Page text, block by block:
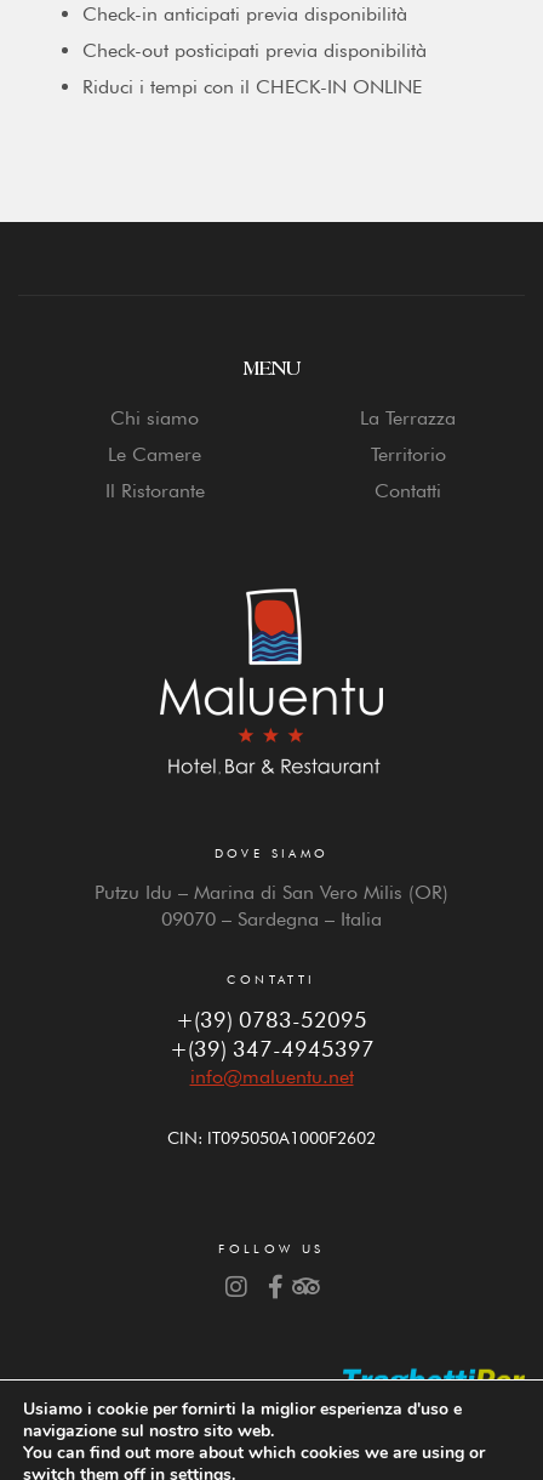
Check-in anticipati previa disponibilità
Check-out posticipati previa disponibilità
Riduci i tempi con il CHECK-IN ONLINE
MENU
Chi siamo
Le Camere
Il Ristorante
La Terrazza
Territorio
Contatti
DOVE SIAMO
Putzu Idu – Marina di San Vero Milis (OR)
09070 – Sardegna – Italia
CONTATTI
+(39) 0783-52095
+(39) 347-4945397
info@maluentu.net
CIN: IT095050A1000F2602
FOLLOW US
Usiamo i cookie per fornirti la miglior esperienza d'uso e
navigazione sul nostro sito web.
You can find out more about which cookies we are using or
switch them off in settings.